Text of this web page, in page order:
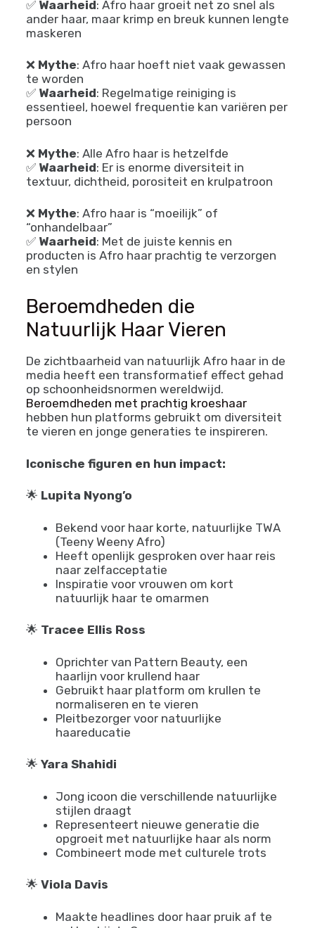
Het is belangrijk te benadrukken dat veel
mensen meerdere texturenhebben op
verschillende delen van hun hoofd. Deze
aan de unieke schoonheid van elk individu.
Veelvoorkomende mythen over Afro haar:
❌
ander haar, maar krimp en breuk kunnen lengte
maskeren
te worden
✅Waarheid: Regelmatige reiniging is
essentieel, hoewel frequentie kan variëren per
persoon
✅Waarheid: Er is enorme diversiteit in
textuur, dichtheid, porositeit en krulpatroon
❌ Mythe
: Afro haar is “moeilijk” of
“onhandelbaar”
✅Waarheid : Met de juiste kennis en
producten is Afro haar prachtig te verzorgen
en stylen
Beroemdheden die
Natuurlijk Haar Vieren
De zichtbaarheid van natuurlijk Afro haar in de
op schoonheidsnormen wereldwijd.
Beroemdheden met prachtig kroeshaar
hebben hun platforms gebruikt om diversiteit
te vieren en jonge generaties te inspireren.
Iconische figuren en hun impact:
🌟 Lupita Nyong’o
Bekend voor haar korte, natuurlijke TWA
(Teeny Weeny Afro)
Heeft openlijk gesproken over haar reis
naar zelfacceptatie
Inspiratie voor vrouwen om kort
natuurlijk haar te omarmen
🌟 Tracee Ellis Ross
Oprichter van Pattern Beauty, een
haarlijn voor krullend haar
Gebruikt haar platform om krullen te
normaliseren en te vieren
Pleitbezorger voor natuurlijke